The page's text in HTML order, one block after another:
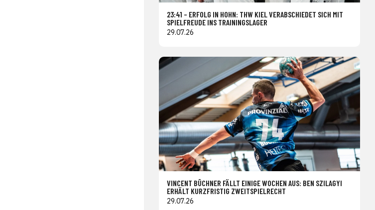
23:41 – ERFOLG IN HOHN: THW KIEL VERABSCHIEDET SICH MIT
SPIELFREUDE INS TRAININGSLAGER
29.07.26
VINCENT BÜCHNER FÄLLT EINIGE WOCHEN AUS: BEN SZILAGYI
ERHÄLT KURZFRISTIG ZWEITSPIELRECHT
29.07.26